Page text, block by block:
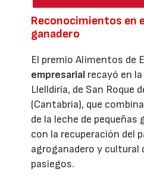
Reconocimientos en
ganadero
El premio Alimentos de
empresarial recayó en
Llelldiría, de San Roque
(Cantabria), que
de la leche de pequeñas
con la recuperación del
agroganadero y cultural
pasiegos.